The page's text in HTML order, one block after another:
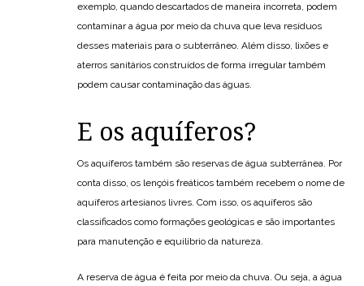
exemplo, quando descartados de maneira incorreta, podem
contaminar a água por meio da chuva que leva resíduos
desses materiais para o subterrâneo. Além disso, lixões e
aterros sanitários construídos de forma irregular também
podem causar contaminação das águas.
E os aquíferos?
Os aquíferos também são reservas de água subterrânea. Por
conta disso, os lençóis freáticos também recebem o nome de
aquíferos artesianos livres. Com isso, os aquíferos são
classificados como formações geológicas e são importantes
para manutenção e equilíbrio da natureza.
A reserva de água é feita por meio da chuva. Ou seja, a água